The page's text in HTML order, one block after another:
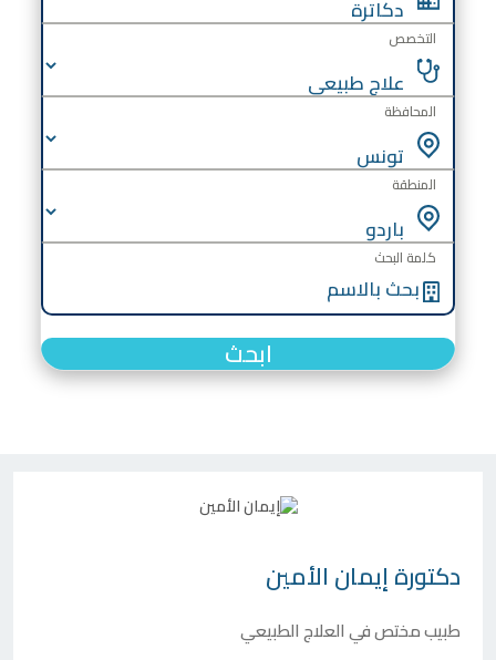
التخصص
المحافظة
المنطقة
كلمة البحث
ابحث
دكتورةإيمان الأمين
طبيب مختص في العلاج الطبيعي